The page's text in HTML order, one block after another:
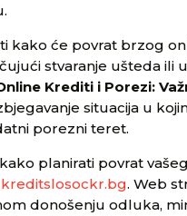
kako će povrat brzog
stvaranje ušteda ili
Krediti i Porezi:
situacija u
porezni teret.
planirati povrat
kreditslosockr.bg. Web
donošenju odluka,